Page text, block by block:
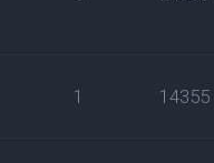
1 14355